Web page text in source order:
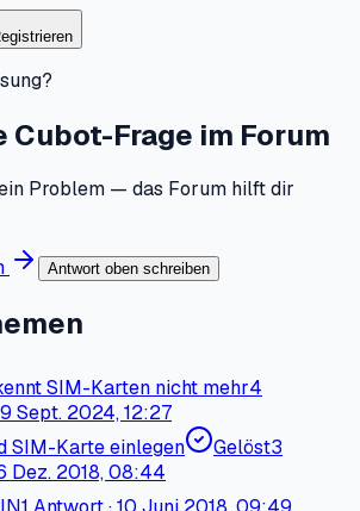
Frage im Forum
Problem — das Forum hilft dir
Antwort oben schreiben
SIM-Karten nicht mehr4
Sept. 2024, 12:27
SIM-Karte einlegen
Gelöst3
Dez. 2018, 08:44